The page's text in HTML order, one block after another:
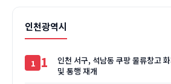
인천광역시
1
인천 서구, 석남동 쿠팡 물류창고
및 통행 재개